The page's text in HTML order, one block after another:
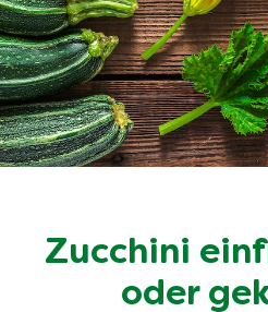
Zucchini
oder